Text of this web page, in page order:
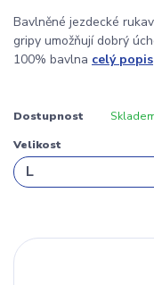
Bavlněné jezdecké
gripy umožňují dobrý
100% bavlna celý popis
Dostupnost
Velikost